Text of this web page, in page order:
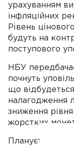
урахуванням
інфляційних
Рівень
будуть на
поступового
НБУ
почнуть
що
налагодження
зниження рівня
жорстких
Планується,